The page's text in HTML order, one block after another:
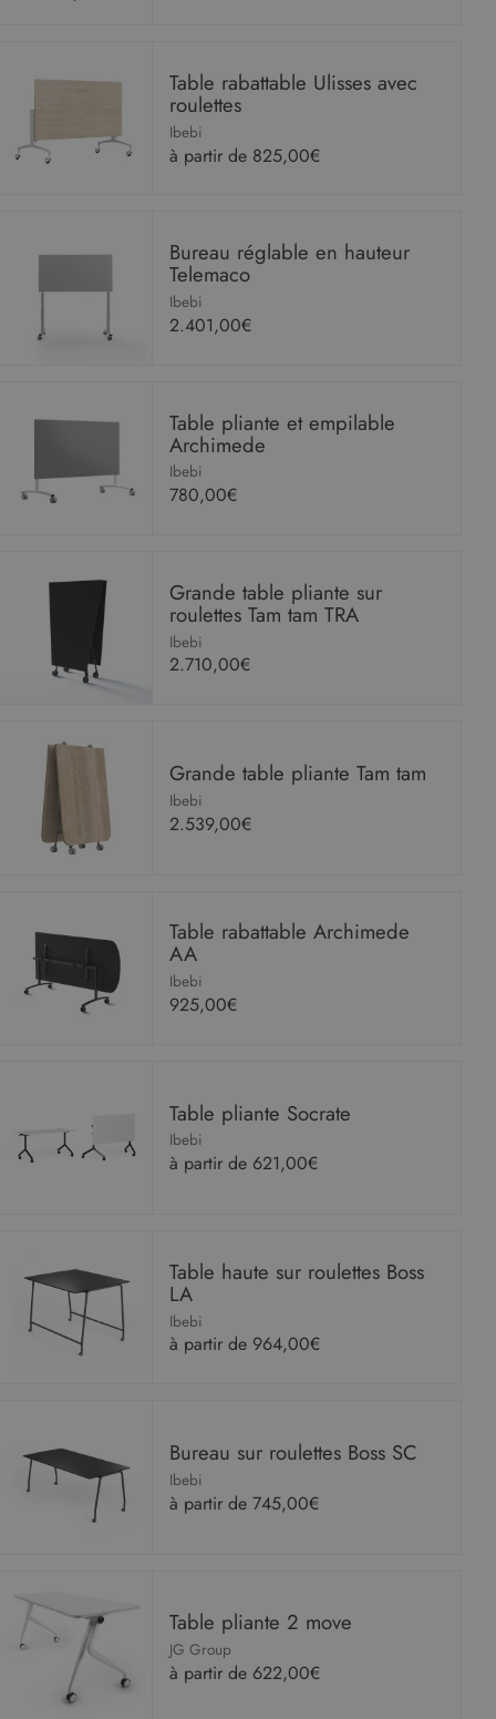
Table rabattable Ulisses avec
roulettes
Ibebi
à partir de 825,00€
Bureau réglable en hauteur
Telemaco
Ibebi
2.401,00€
Table pliante et empilable
Archimede
Ibebi
780,00€
Grande table pliante sur
roulettes Tam tam TRA
Ibebi
2.710,00€
Grande table pliante Tam tam
Ibebi
2.539,00€
Table rabattable Archimede
AA
Ibebi
925,00€
Table pliante Socrate
Ibebi
à partir de 621,00€
Table haute sur roulettes Boss
LA
Ibebi
à partir de 964,00€
Bureau sur roulettes Boss SC
Ibebi
à partir de745,00€
Table pliante 2 move
JG Group
à partir de 622,00€